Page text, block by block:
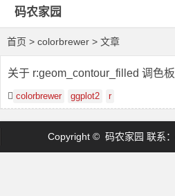
码农家园
首页 > colorbrewer > 文章
关于 r:geom_contour_filled 调色板
colorbrewer ggplot2 r
Copyright © 码农家园 联系：